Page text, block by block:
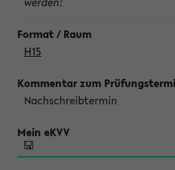
H15
Nachschreibtermin